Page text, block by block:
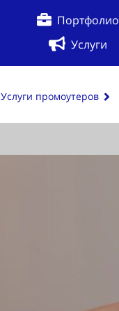
Портфолио
Услуги
Услуги промоутеров